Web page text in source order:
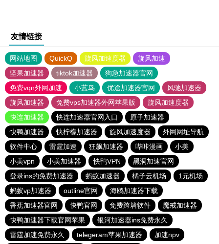
友情链接
网站地图 QuickQ 旋风加速度器
旋风加速
坚果加速器
tiktok加速器
狗急加速器官网
免费vqn外网加速
小蓝鸟 优途加速器官网
风驰加速器
旋风加速器
免费vps加速器外网苹果版
旋风加速度器
快连加速器
快连加速器官网入口
原子加速器
快鸭加速器
快柠檬加速器 旋风加速度器
外网网址导航
软件中心
雷霆加速 狂飙加速器 哔咔漫画
小美
小美vpn
小美加速器 快鸭VPN
黑洞加速官网
登录ins的免费加速器
蚂蚁加速器 橘子云机场
1元机场
蚂蚁vp加速器
outline官网
海鸥加速器下载
香蕉加速器官网
快鸭官网 免费跨墙软件
魔戒加速器
快鸭加速器下载官网苹果
银河加速器ins免费永久
雷霆加速免费永久
telegeram苹果加速器 加速npv